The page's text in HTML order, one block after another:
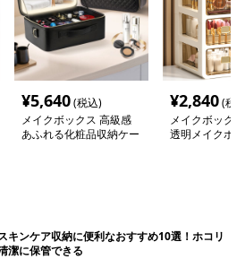
¥5,640(税込)
メイクボックス 高級感
あふれる化粧品収納ケー
¥2,840(税
メイクボック
透明メイクボ
キンケア収納に便利なおすすめ10選！ホコリ
潔に保管できる